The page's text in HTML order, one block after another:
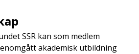
SSR kan som medlem
akademisk utbildning